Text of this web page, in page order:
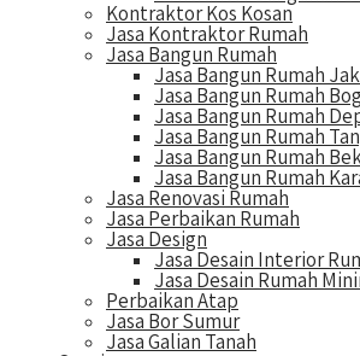
Kontraktor Kos Kosan
Jasa Kontraktor Rumah
Jasa Bangun Rumah
Jasa Bangun Rumah
Jasa Bangun Rumah
Jasa Bangun Rumah
Jasa Bangun Rumah
Jasa Bangun Rumah
Jasa Bangun Rumah
Jasa Renovasi Rumah
Jasa Perbaikan Rumah
Jasa Design
Jasa Desain Interior
Jasa Desain Rumah
Perbaikan Atap
Jasa Bor Sumur
Jasa Galian Tanah